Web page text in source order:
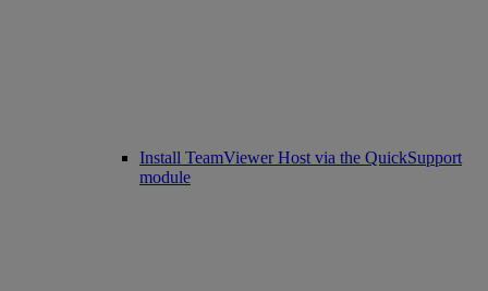
Install TeamViewer Host via the QuickSupport
module